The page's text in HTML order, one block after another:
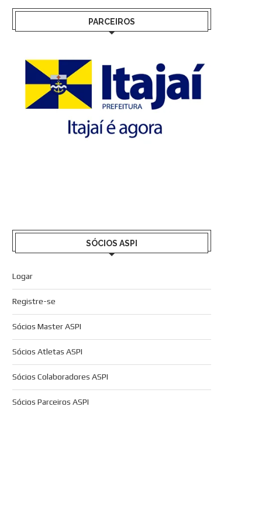
PARCEIROS
SÓCIOS ASPI
Logar
Registre-se
Sócios Master ASPI
Sócios Atletas ASPI
Sócios Colaboradores ASPI
Sócios Parceiros ASPI